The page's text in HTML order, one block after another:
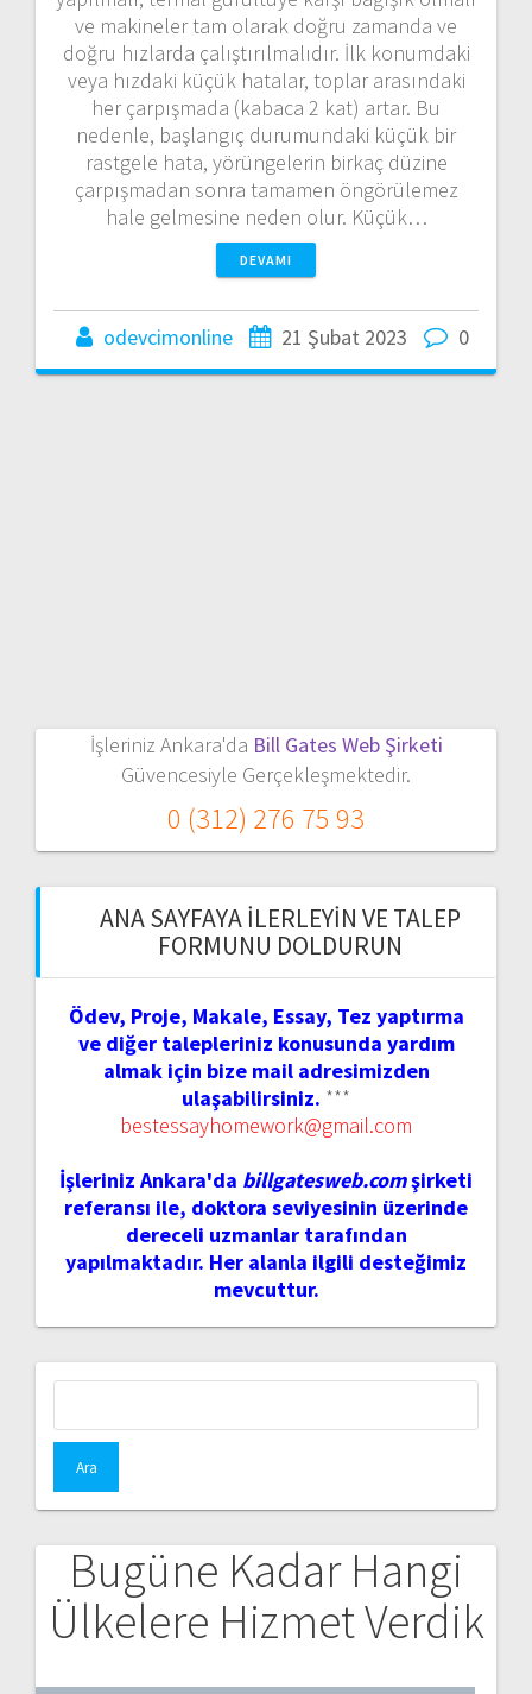
ve makineler tam olarak doğru zamanda ve
doğru hızlarda çalıştırılmalıdır. İlk konumdaki
veya hızdaki küçük hatalar, toplar arasındaki
her çarpışmada (kabaca 2 kat) artar. Bu
nedenle, başlangıç durumundaki küçük bir
rastgele hata, yörüngelerin birkaç düzine
çarpışmadan sonra tamamen öngörülemez
hale gelmesine neden olur. Küçük…
DEVAMI
odevcimonline 21 Şubat 2023 0
İşleriniz Ankara'da Bill Gates Web Şirketi
Güvencesiyle Gerçekleşmektedir.
0 (312) 276 75 93
ANA SAYFAYA İLERLEYIN VE TALEP
FORMUNU DOLDURUN
Ödev, Proje, Makale, Essay, Tez yaptırma
ve diğer talepleriniz konusunda yardım
almak için bize mail adresimizden
ulaşabilirsiniz. ***
bestessayhomework@gmail.com
İşleriniz Ankara'da billgatesweb.comşirketi
referansı ile, doktora seviyesinin üzerinde
dereceli uzmanlar tarafından
yapılmaktadır. Her alanla ilgili desteğimiz
mevcuttur.
Bugüne Kadar Hangi
Ülkelere Hizmet Verdik